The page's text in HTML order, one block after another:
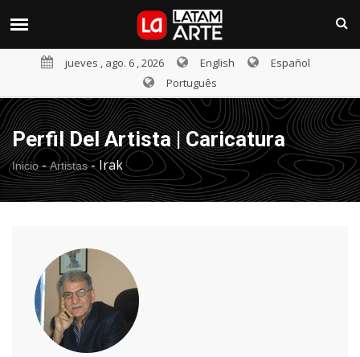
jueves , ago. 6 , 2026 English
Español
Português
Perfil Del Artista | Caricatura
Inicio- Artistas- Irak